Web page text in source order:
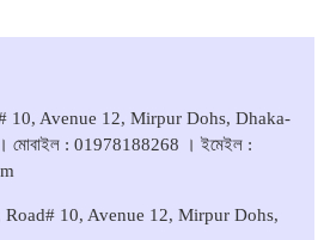
10, Avenue 12, Mirpur Dohs, Dhaka-
। মোবাইল : 01978188268 । ইমেইল :
10, Avenue 12, Mirpur Dohs,